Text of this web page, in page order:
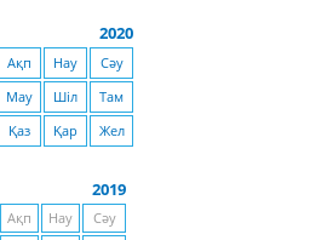
2020
Ақп Нау
Сәу
Мау Шіл
Там
Қаз Қар Жел
2019
Ақп Нау
Сәу